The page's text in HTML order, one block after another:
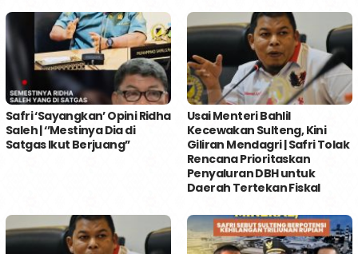
Safri ‘Sayangkan’ Opini Ridha
Saleh | ‘’Mestinya Dia di
Satgas Ikut Berjuang’’
Usai Menteri Bahlil
Kecewakan Sulteng, Kini
Giliran Mendagri | Safri Tolak
Rencana Prioritaskan
Penyaluran DBH untuk
Daerah Tertekan Fiskal